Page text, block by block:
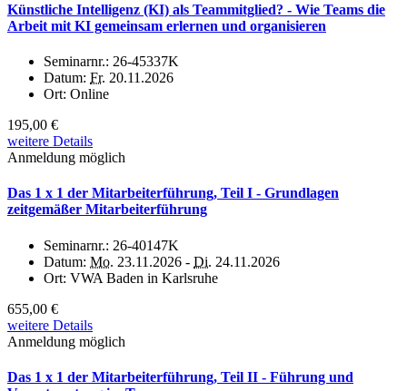
Künstliche Intelligenz (KI) als Teammitglied? - Wie Teams die
Arbeit mit KI gemeinsam erlernen und organisieren
Seminarnr.: 26-45337K
Datum: Fr. 20.11.2026
Ort: Online
195,00 €
weitere Details
Anmeldung möglich
Das 1 x 1 der Mitarbeiterführung, Teil I - Grundlagen
zeitgemäßer Mitarbeiterführung
Seminarnr.: 26-40147K
Datum: Mo. 23.11.2026 - Di. 24.11.2026
Ort: VWA Baden in Karlsruhe
655,00 €
weitere Details
Anmeldung möglich
Das 1 x 1 der Mitarbeiterführung, Teil II - Führung und